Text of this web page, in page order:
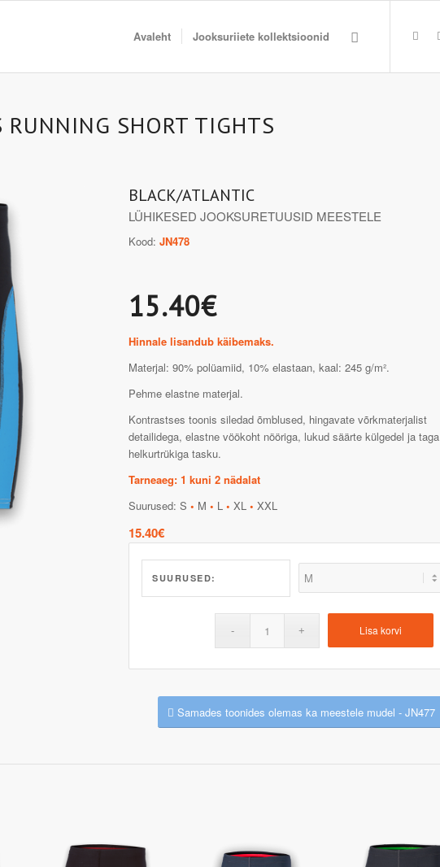
Avaleht Jooksuriiete kollektsioonid
RUNNING SHORT TIGHTS
BLACK/ATLANTIC
LÜHIKESED JOOKSURETUUSID MEESTELE
Kood:JN478
15.40€
Hinnale lisandub käibemaks.
Materjal: 90% polüamiid, 10% elastaan, kaal: 245 g/m².
Pehme elastne materjal.
Kontrastses toonis siledad õmblused, hingavate võrkmaterjalist
detailidega, elastne vöökoht nööriga, lukud säärte külgedel ja taga
helkurtrükiga tasku.
Tarneaeg: 1 kuni 2 nädalat
Suurused: S• M• L• XL• XXL
15.40€
SUURUSED:
Lisa korvi
Samades toonides olemas ka meestele mudel - JN477